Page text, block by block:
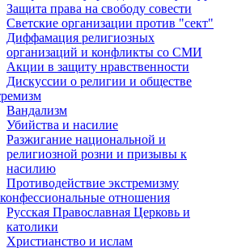
Защита права на свободу совести
Светские организации против "сект"
Диффамация религиозных
организаций и конфликты со СМИ
Акции в защиту нравственности
Дискуссии о религии и обществе
Вандализм
Убийства и насилие
Разжигание национальной и
религиозной розни и призывы к
насилию
Противодействие экстремизму
отношения
Русская Православная Церковь и
католики
Христианство и ислам